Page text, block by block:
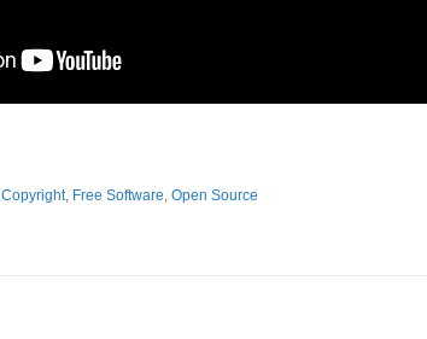
Copyright, Free Software Open Source